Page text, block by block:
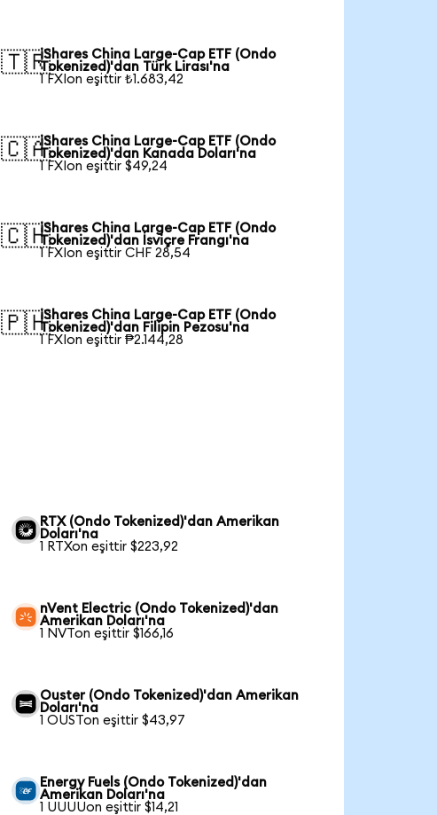
🇹🇷iShares China Large-Cap ETF (Ondo
Tokenized)'dan Türk Lirası'na
1 FXIon eşittir ₺1.683,42
🇨🇦iShares China Large-Cap ETF (Ondo
Tokenized)'dan Kanada Doları'na
1 FXIon eşittir $49,24
🇨🇭iShares China Large-Cap ETF (Ondo
Tokenized)'dan İsviçre Frangı'na
1 FXIon eşittir CHF 28,54
🇵🇭iShares China Large-Cap ETF (Ondo
Tokenized)'dan Filipin Pezosu'na
1 FXIon eşittir ₱2.144,28
RTX (Ondo Tokenized)'dan Amerikan
Doları'na
1 RTXon eşittir $223,92
nVent Electric (Ondo Tokenized)'dan
Amerikan Doları'na
1 NVTon eşittir $166,16
Ouster (Ondo Tokenized)'dan Amerikan
Doları'na
1 OUSTon eşittir $43,97
Energy Fuels (Ondo Tokenized)'dan
Amerikan Doları'na
1 UUUUon eşittir $14,21